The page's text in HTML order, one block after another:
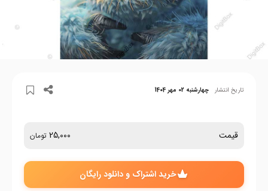
تاریخ انتشار چهارشنبه 02 مهر 1404
قیمت 25,000 تومان
خرید اشتراک و دانلود رایگان